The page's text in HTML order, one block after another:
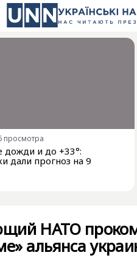
просмотра
дожди и до +33°:
дали прогноз на 9
НАТО
альянса